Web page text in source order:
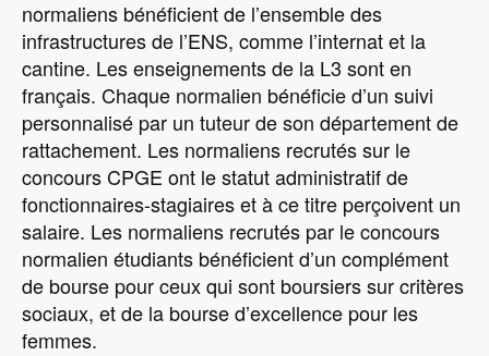
normaliens bénéficient de l’ensemble des
infrastructures de l’ENS, comme l’internat et la
cantine. Les enseignements de la L3 sont en
français. Chaque normalien bénéficie d’un suivi
personnalisé par un tuteur de son département de
rattachement. Les normaliens recrutés sur le
concours CPGE ont le statut administratif de
fonctionnaires-stagiaires et à ce titre perçoivent un
salaire. Les normaliens recrutés par le concours
normalien étudiants bénéficient d’un complément
de bourse pour ceux qui sont boursiers sur critères
sociaux, et de la bourse d’excellence pour les
femmes.